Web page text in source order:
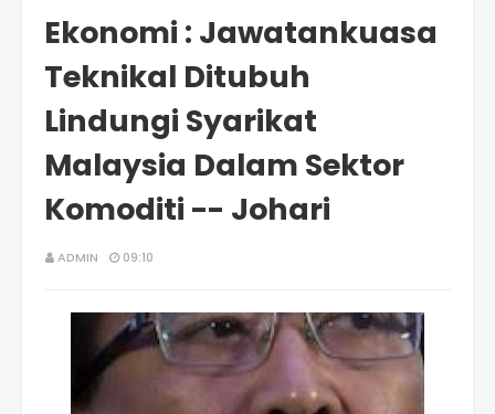
Ekonomi : Jawatankuasa
Teknikal Ditubuh
Lindungi Syarikat
Malaysia Dalam Sektor
Komoditi -- Johari
ADMIN 09:10